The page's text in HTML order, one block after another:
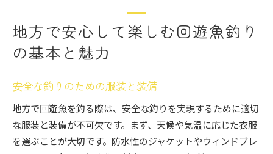
地方で安心して楽しむ回遊魚釣り
の基本と魅力
安全な釣りのための服装と装備
地方で回遊魚を釣る際は、安全な釣りを実現するために適切
な服装と装備が不可欠です。まず、天候や気温に応じた衣服
を選ぶことが大切です。防水性のジャケットやウィンドブレ